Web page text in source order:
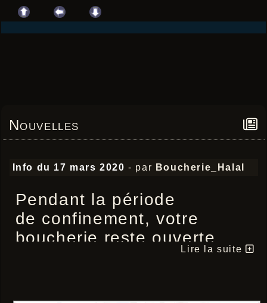
Nouvelles
Info du 17 mars 2020 - par Boucherie_Halal
Pendant la période
de confinement, votre
boucherie reste ouverte.
Lire la suite